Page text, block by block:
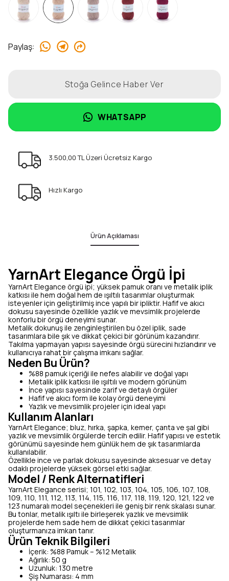
Paylaş:
Stoğa Gelince Haber Ver
WHATSAPP
3.500,00 TL Üzeri Ücretsiz Kargo
Hızlı Kargo
Ürün Açıklaması
YarnArt Elegance Örgü İpi
YarnArt Elegance örgü ipi; yüksek pamuk oranı ve metalik iplik
katkısı ile hem doğal hem de ışıltılı tasarımlar oluşturmak
isteyenler için geliştirilmiş ince yapılı bir ipliktir. Hafif ve akıcı
dokusu sayesinde özellikle yazlık ve mevsimlik projelerde
konforlu bir örgü deneyimi sunar.
Metalik dokunuş ile zenginleştirilen bu özel iplik, sade
tasarımlara bile şık ve dikkat çekici bir görünüm kazandırır.
Takılma yapmayan yapısı sayesinde örgü sürecini hızlandırır ve
kullanıcıya rahat bir çalışma imkanı sağlar.
Neden Bu Ürün?
%88 pamuk içeriği ile nefes alabilir ve doğal yapı
Metalik iplik katkısı ile ışıltılı ve modern görünüm
İnce yapısı sayesinde zarif ve detaylı örgüler
Hafif ve akıcı form ile kolay örgü deneyimi
Yazlık ve mevsimlik projeler için ideal yapı
Kullanım Alanları
YarnArt Elegance; bluz, hırka, şapka, kemer, çanta ve şal gibi
yazlık ve mevsimlik örgülerde tercih edilir. Hafif yapısı ve estetik
görünümü sayesinde hem günlük hem de şık tasarımlarda
kullanılabilir.
Özellikle ince ve parlak dokusu sayesinde aksesuar ve detay
odaklı projelerde yüksek görsel etki sağlar.
Model / Renk Alternatifleri
YarnArt Elegance serisi; 101, 102, 103, 104, 105, 106, 107, 108,
109, 110, 111, 112, 113, 114, 115, 116, 117, 118, 119, 120, 121, 122 ve
123 numaralı model seçenekleri ile geniş bir renk skalası sunar.
Bu tonlar, metalik ışıltı ile birleşerek yazlık ve mevsimlik
projelerde hem sade hem de dikkat çekici tasarımlar
oluşturmanıza imkan tanır.
Ürün Teknik Bilgileri
İçerik: %88 Pamuk – %12 Metalik
Ağırlık: 50 g
Uzunluk: 130 metre
Şiş Numarası: 4 mm